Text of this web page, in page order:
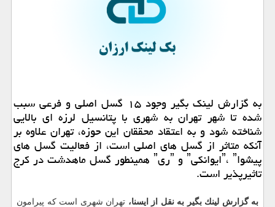
به گزارش لینك بگیر وجود ۱۵ گسل اصلی و فرعی سبب
شده تا شهر تهران به شهری با پتانسیل لرزه ای بالایی
شناخته شود و به اعتقاد محققان این حوزه، تهران علاوه بر
آنكه متاثر از گسل های اصلی است، از فعالیت گسل های
پیشواˮ، ˮایوانكیˮ و ˮریˮ همینطور گسل ماهدشت در كرج
تاثیرپذیر است.
به گزارش لینك بگیر به نقل از ایسنا، تهران شهری است كه پیرامون